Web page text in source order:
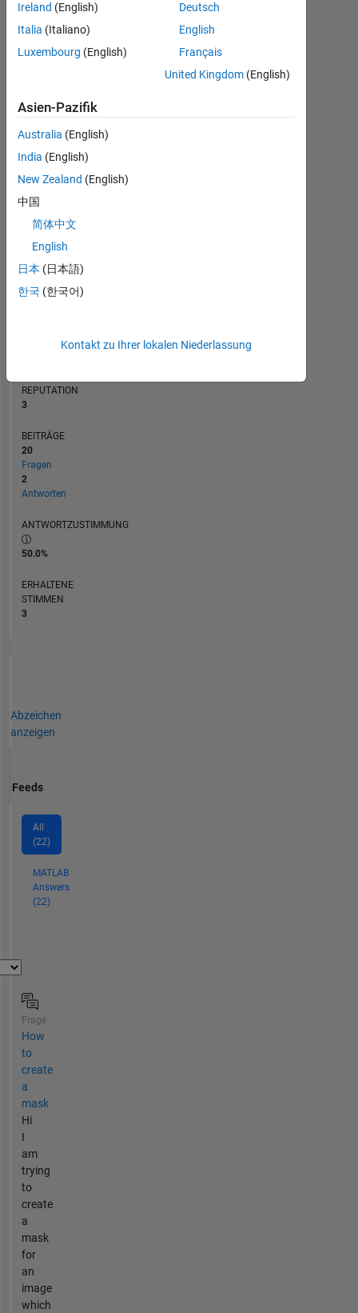
Statistik
MATLAB Answers
BEITRÄGE L
0
2
3
4
5
REPUTATION
3
BEITRÄGE
20
Fragen
2
Antworten
ANTWORTZUSTIMMUNG
50.0%
ERHALTENE
STIMMEN
3
Abzeichen
anzeigen
Feeds
All
(22)
MATLAB
Answers
(22)
Frage
How
to
create
a
mask
Hi
I
am
trying
to
create
a
mask
for
an
image
which
Ireland (English)
Italia (Italiano)
Luxembourg (English)
Deutsch
English
Français
United Kingdom (English)
Asien-Pazifik
Australia (English)
India (English)
New Zealand (English)
中国
简体中文
English
日本 (日本語)
한국 (한국어)
Kontakt zu Ihrer lokalen Niederlassung